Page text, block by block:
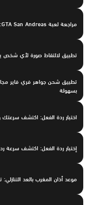
مراجعة لعبة GTA San Andreas: تجربة فريدة على الهاتف
تطبيق لالتقاط صورة لأي شخص
تطبيق شحن جواهر فري فاير
بسهولة
اختبار ردة الفعل: اكتشف
إختبار ردة الفعل: اكتشف سرعة
موعد أذان المغرب بالعد